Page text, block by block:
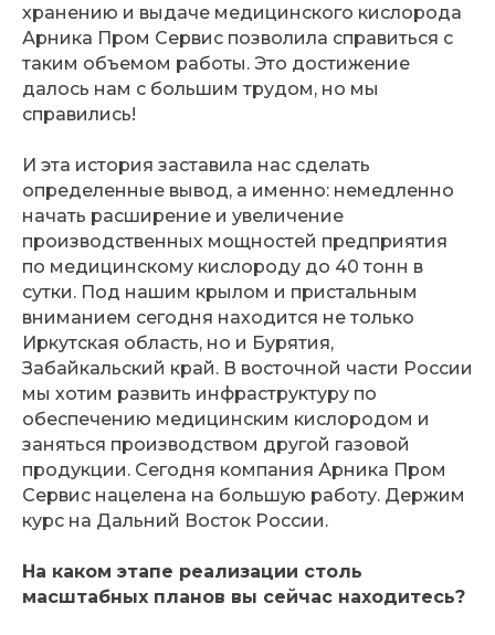
хранению и выдаче медицинского кислорода
Арника Пром Сервис позволила справиться с
таким объемом работы. Это достижение
далось нам с большим трудом, но мы
справились!
И эта история заставила нас сделать
определенные вывод, а именно: немедленно
начать расширение и увеличение
производственных мощностей предприятия
по медицинскому кислороду до 40 тонн в
сутки. Под нашим крылом и пристальным
вниманием сегодня находится не только
Иркутская область, но и Бурятия,
Забайкальский край. В восточной части России
мы хотим развить инфраструктуру по
обеспечению медицинским кислородом и
заняться производством другой газовой
продукции. Сегодня компания Арника Пром
Сервис нацелена на большую работу. Держим
курс на Дальний Восток России.
На каком этапе реализации столь
масштабных планов вы сейчас находитесь?